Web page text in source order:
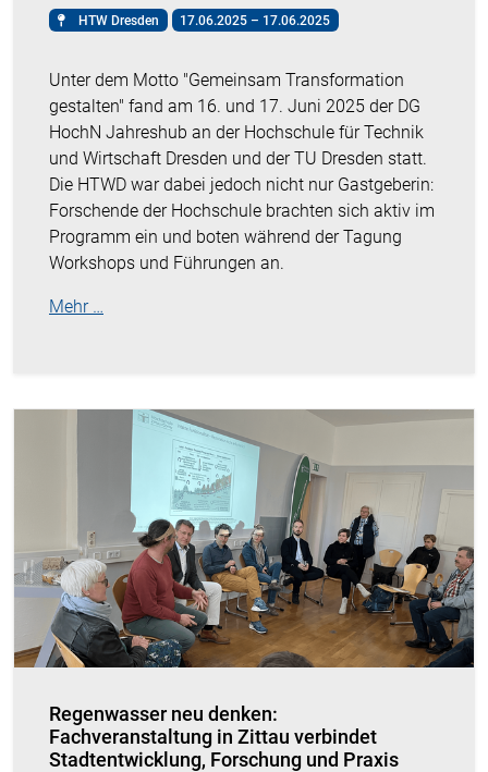
HTW Dresden 17.06.2025 – 17.06.2025
Unter dem Motto "Gemeinsam Transformation
gestalten" fand am 16. und 17. Juni 2025 der DG
HochN Jahreshub an der Hochschule für Technik
und Wirtschaft Dresden und der TU Dresden statt.
Die HTWD war dabei jedoch nicht nur Gastgeberin:
Forschende der Hochschule brachten sich aktiv im
Programm ein und boten während der Tagung
Workshops und Führungen an.
Mehr …
Regenwasser neu denken:
Fachveranstaltung in Zittau verbindet
Stadtentwicklung, Forschung und Praxis